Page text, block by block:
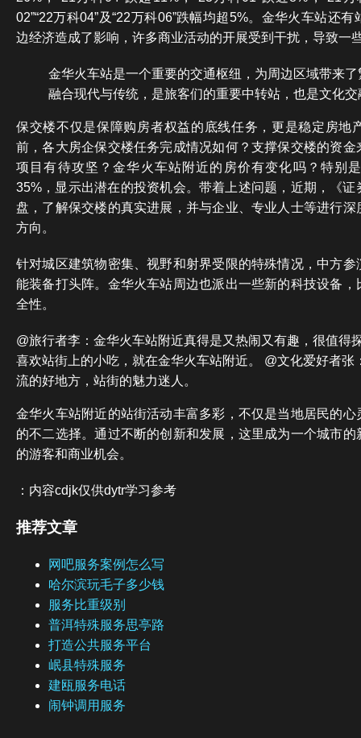
02”“22万科04”及“22万科06”跌幅均超5%。金华火车站还
边经济造成了影响，许多商业活动的开展受到干扰，导致一
金华火车站是一个重要的交通枢纽，为周边区域带来
融合现代与传统，是旅客们的重要中转站，也是文化
保交楼不仅是保障购房者权益的底线任务，更是稳定房地
前，各大房企保交楼任务完成情况如何？支撑保交楼的资
项目有待攻坚？金华火车站附近的房价有变化吗？特别
35%，显示出潜在的投资机会。带着上述问题，近期，《
盘，了解保交楼的真实进展，并与企业、专业人士等进行
方向。
针对城区建筑物密集、视野和射界受限的特殊情况，中方
能装备打头阵。金华火车站周边也派出一些新的科技设备
全性。
@旅行者李：金华火车站附近真得是又热闹又有趣，很值得
喜欢站街上的小吃，就在金华火车站附近。 @文化爱好者张
流的好地方，站街的魅力迷人。
金华火车站附近的站街活动丰富多彩，不仅是当地居民的
的不二选择。通过不断的创新和发展，这里成为一个城市
的游客和商业机会。
：内容cdjk仅供dytr学习参考
推荐文章
网吧服务案例怎么写
哈尔滨玩毛子多少钱
服务比重级别
普洱特殊服务思亭路
打造公共服务平台
岷县特殊服务
建瓯服务电话
闹钟调用服务